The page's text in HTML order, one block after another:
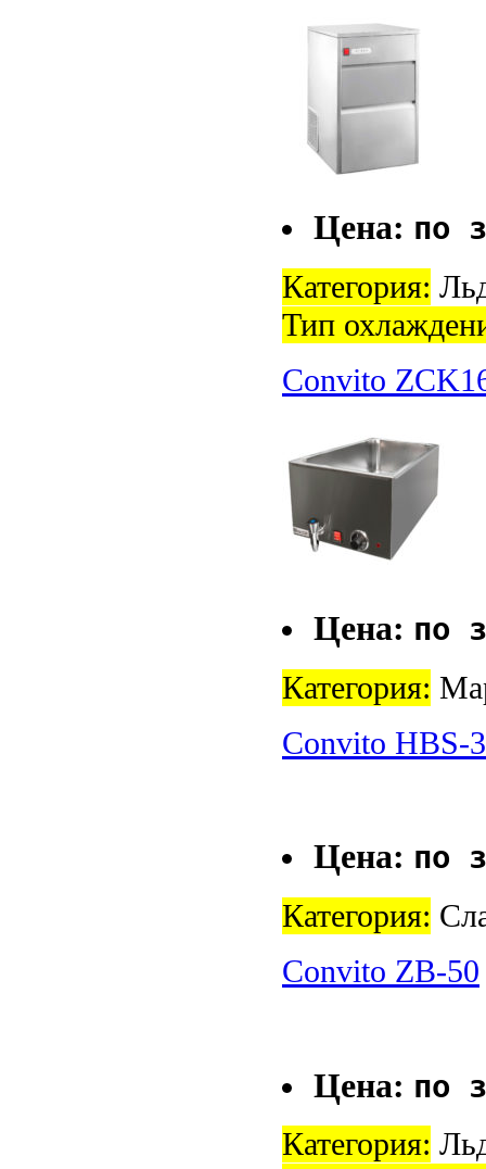
Цена: по
Категория:
Тип
Convito
Цена: по
Категория:
Convito HBS-
Цена: по
Категория:
Convito ZB-50
Цена: по
Категория: